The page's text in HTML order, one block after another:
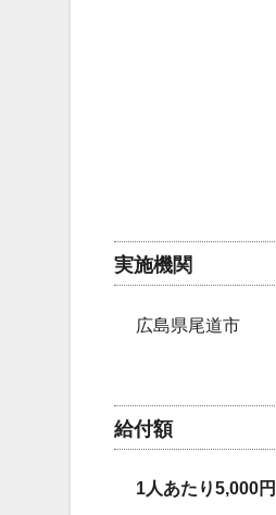
実施機関
広島県尾道市
給付額
1人あたり5,000円